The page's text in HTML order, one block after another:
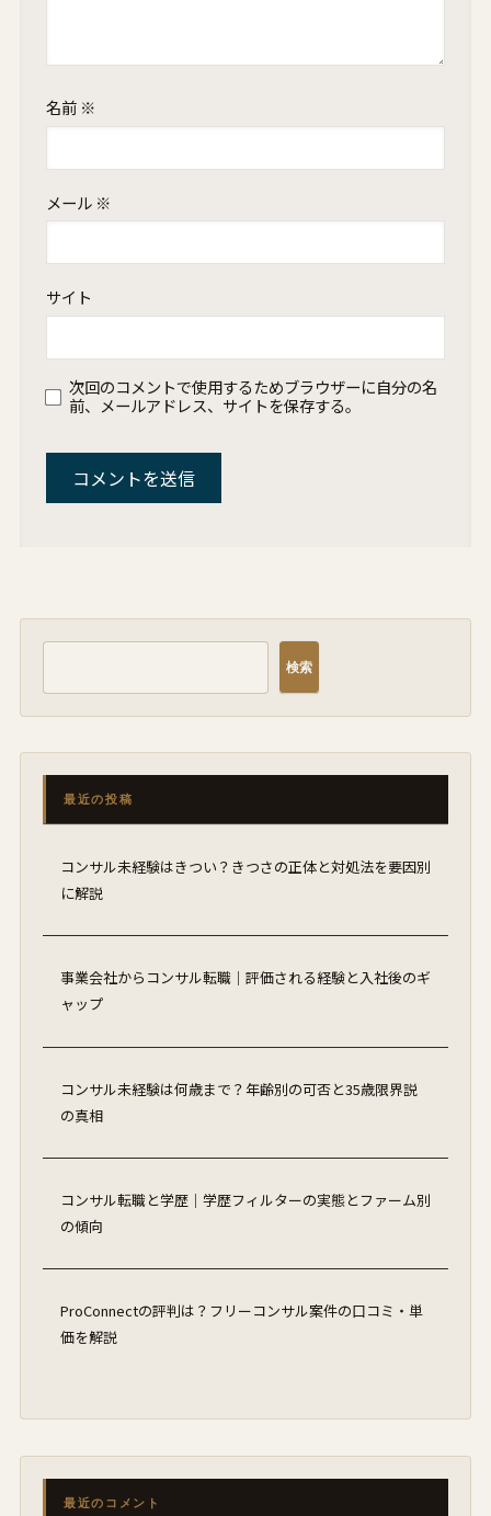
名前 ※
メール ※
サイト
次回のコメントで使用するためブラウザーに自分の名
前、メールアドレス、サイトを保存する。
検索
最近の投稿
コンサル未経験はきつい？きつさの正体と対処法を要因別
に解説
事業会社からコンサル転職｜評価される経験と入社後のギ
ャップ
コンサル未経験は何歳まで？年齢別の可否と35歳限界説
の真相
コンサル転職と学歴｜学歴フィルターの実態とファーム別
の傾向
ProConnectの評判は？フリーコンサル案件の口コミ・単
価を解説
最近のコメント